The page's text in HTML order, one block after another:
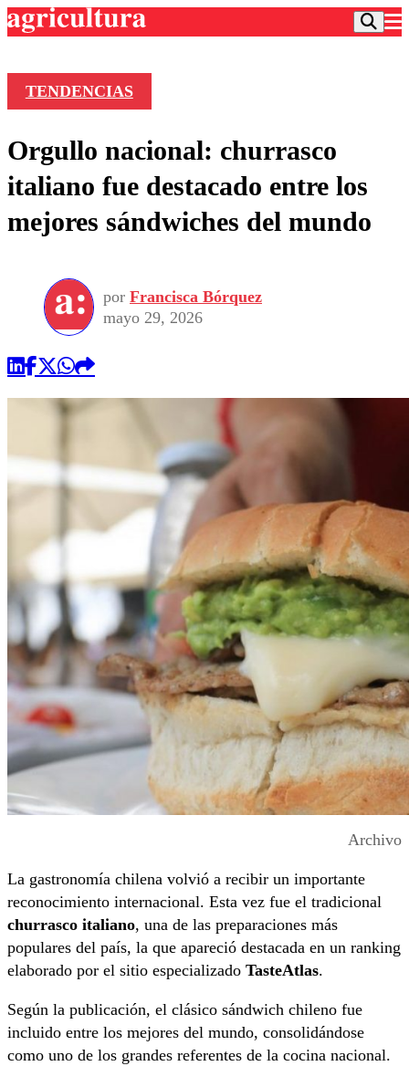
Frecuencias
Agricultura TV
Deportes
Colo Colo
Seleccion Chilena
Torneo Internacional
Universidad de Chile
Entretención
Economía
Internacional
Sustentabilidad
Publicaciones en medios
Opinión
TENDENCIAS
Orgullo nacional: churrasco
italiano fue destacado entre los
mejores sándwiches del mundo
por Francisca Bórquez
mayo 29, 2026
Archivo
La gastronomía chilena volvió a recibir un importante
reconocimiento internacional. Esta vez fue el tradicional
churrasco italiano, una de las preparaciones más
populares del país, la que apareció destacada en un ranking
elaborado por el sitio especializado TasteAtlas.
Según la publicación, el clásico sándwich chileno fue
incluido entre los mejores del mundo, consolidándose
como uno de los grandes referentes de la cocina nacional.